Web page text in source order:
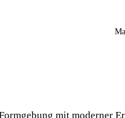
mit moderner